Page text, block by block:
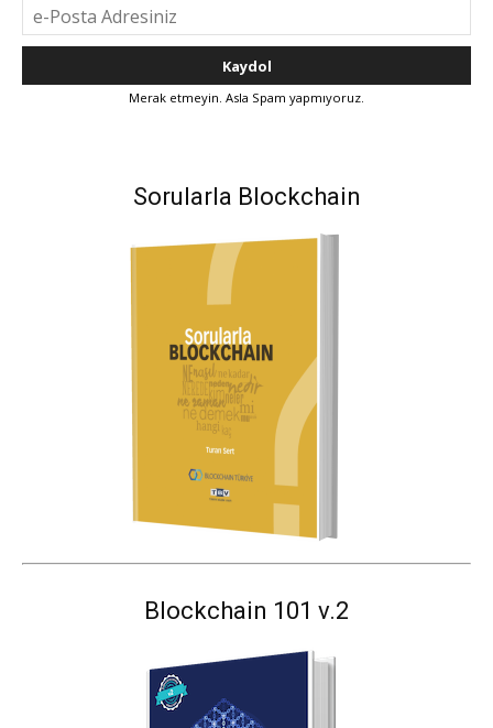
Merak etmeyin. Asla Spam yapmıyoruz.
Sorularla Blockchain
Blockchain 101 v.2